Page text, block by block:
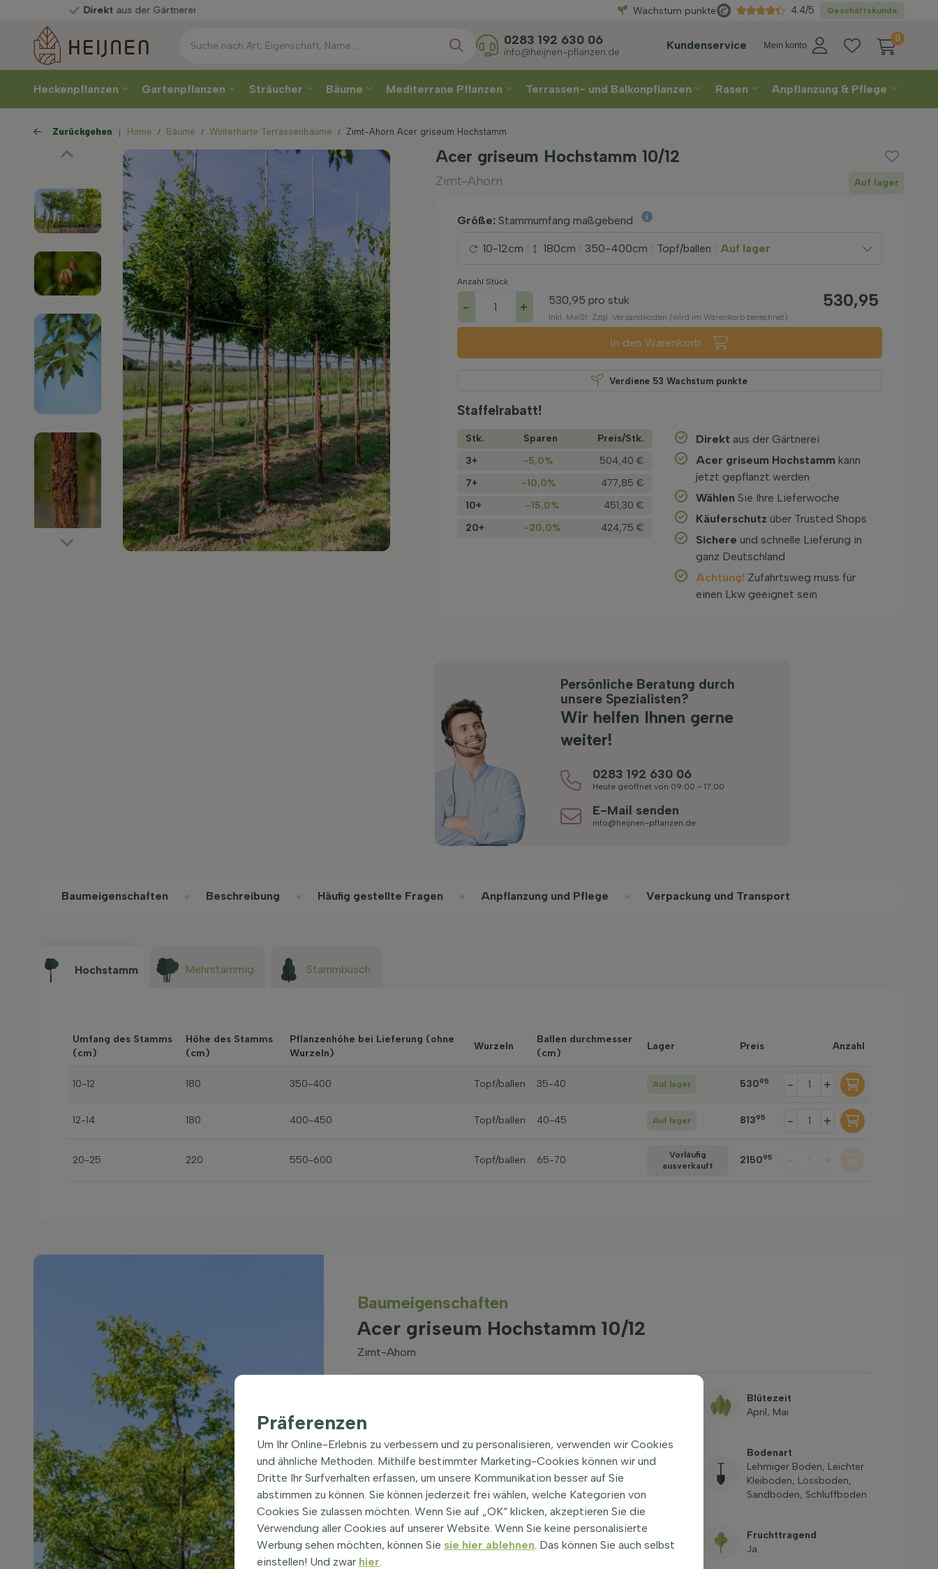
aus der Gärtnerei WählenSie Ihre Lieferwoche
Wachstum punkte Geschäftskunde
4.4/5
Kundenservice Mein konto
0
0283 192 630 06
info@heijnen-pflanzen.de
Heckenpflanzen Gartenpflanzen Sträucher Bäume Mediterrane Pflanzen Terrassen- und Balkonpflanzen Rasen Anpflanzung & Pflege
Zurückgehen Home Bäume Winterharte Terrassenbäume Zimt-Ahorn Acer griseum Hochstamm
Acer griseum Hochstamm 10/12
Zimt-Ahorn Auf lager
Größe: Stammumfang maßgebend
10-12cm 180cm 350-400cm Topf/ballen Auf lager
Anzahl Stück
- + 530,95 pro stuk 530,95
Inkl. MwSt. Zzgl. Versandkosten (wird im Warenkorb berechnet)
In den Warenkorb
Verdiene 53 Wachstum punkte
Staffelrabatt!
Stk. Sparen
Preis/­Stk.
3+
-5,0%
504,40 €
7+
-10,0%
477,85 €
10+
-15,0%
451,30 €
20+
-20,0% 424,75 €
Direkt aus der Gärtnerei
Acer griseum Hochstamm kann
jetzt gepflanzt werden
Wählen Sie Ihre Lieferwoche
Käuferschutz über Trusted Shops
Sichere und schnelle Lieferung in
ganz Deutschland
Achtung! Zufahrtsweg muss für
einen Lkw geeignet sein
Persönliche Beratung durch
unsere Spezialisten?
Wir helfen Ihnen gerne
weiter!
0283 192 630 06
Heute geöffnet von 09:00 - 17:00
E-Mail senden
info@heijnen-pflanzen.de
Baum­eigen­schaften Beschreibung Häufig gestellte Fragen Anpflanzung und Pflege Verpackung und Transport
Hochstamm Mehrstämmig Stammbusch
Umfang des Stamms
(cm)
Höhe des Stamms
(cm)
Pflanzenhöhe bei Lieferung (ohne
Wurzeln)
Wurzeln
Ballen durchmesser
(cm)
Lager Preis Anzahl
10-12 180 350-400 Topf/ballen 35-40 Auf lager 53095 - +
12-14 180 400-450 Topf/ballen 40-45 Auf lager 81395 - +
20-25 220 550-600 Topf/ballen 65-70
Vorläufig
ausverkauft
215095
Baum­eigen­schaften
Acer griseum Hochstamm 10/12
Zimt-Ahorn
Blütezeit
April, Mai
Blütenfarbe
Gelb, Grün
Optionen
Garten, kleine Gärten,
Parks, Patio/Garten im
Innenhof, Pflanzgefäß,
Topf, Terrasse
Bodenart
Lehmiger Boden, Leichter
Kleiboden, Lössboden,
Sandboden, Schluffboden
Standort
Halbschatten, Sonne
Winterfestigkeit
-15,0°C / -12,2°C, USDA
Fruchttragend
Ja
Präferenzen
Um Ihr Online-Erlebnis zu verbessern und zu personalisieren, verwenden wir Cookies
und ähnliche Methoden. Mithilfe bestimmter Marketing-Cookies können wir und
Dritte Ihr Surfverhalten erfassen, um unsere Kommunikation besser auf Sie
abstimmen zu können. Sie können jederzeit frei wählen, welche Kategorien von
Cookies Sie zulassen möchten. Wenn Sie auf „OK“ klicken, akzeptieren Sie die
Verwendung aller Cookies auf unserer Website. Wenn Sie keine personalisierte
Werbung sehen möchten, können Sie sie hier ablehnen. Das können Sie auch selbst
einstellen! Und zwar hier.